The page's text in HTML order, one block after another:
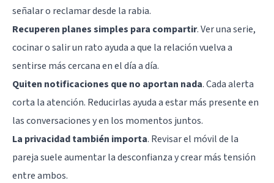
señalar o reclamar desde la rabia.
Recuperen planes simples para compartir. Ver una serie,
cocinar o salir un rato ayuda a que la relación vuelva a
sentirse más cercana en el día a día.
Quiten notificaciones que no aportan nada. Cada alerta
corta la atención. Reducirlas ayuda a estar más presente en
las conversaciones y en los momentos juntos.
La privacidad también importa. Revisar el móvil de la
pareja suele aumentar la desconfianza y crear más tensión
entre ambos.